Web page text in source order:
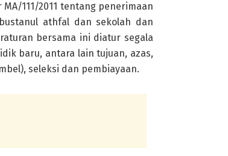
111/2011 tentang penerimaan
athfal dan sekolah dan
bersama ini diatur segala
baru, antara lain tujuan, azas,
seleksi dan pembiayaan.